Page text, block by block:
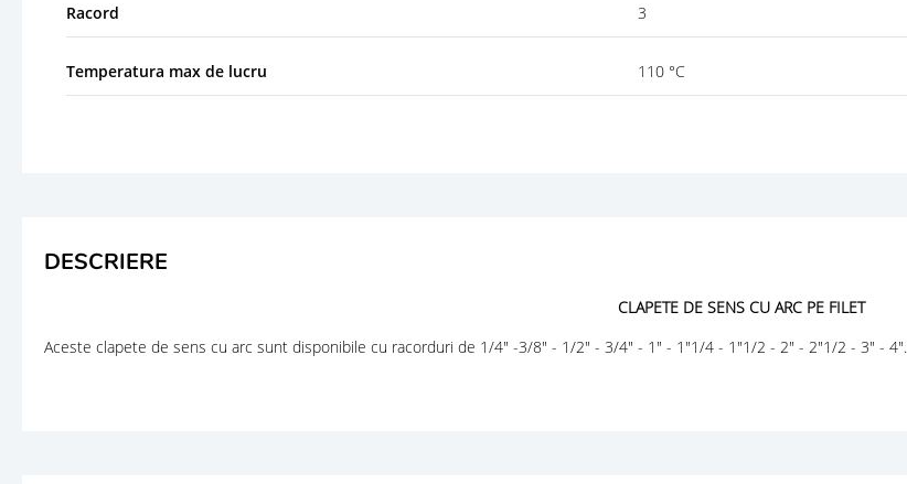
Racord 3
Temperatura max de lucru 110 °C
DESCRIERE
CLAPETE DE SENS CU ARC PE FILET
Aceste clapete de sens cu arc sunt disponibile cu racorduri de 1/4" -3/8" - 1/2" - 3/4" - 1" - 1"1/4 - 1"1/2 - 2" - 2"1/2 - 3" - 4".